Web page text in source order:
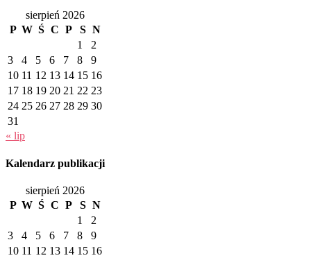
sierpień 2026
P W Ś C P S N
1
2
3
4 5 6 7 8
9
10 11 12 13 14 15 16
17 18 19 20 21 22 23
24 25 26 27 28 29 30
31
« lip
Kalendarz publikacji
sierpień 2026
P W Ś C P S N
1
2
3
4 5 6 7 8
9
10 11 12 13 14 15 16